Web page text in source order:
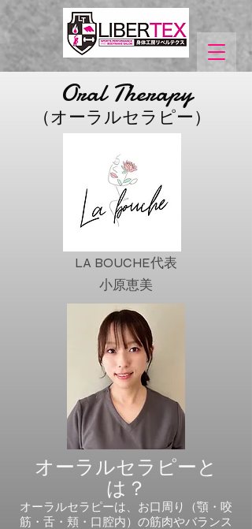
Oral Therapy
（オーラルセラピー）
LA BOUCHE代表
小原恵美
オーラルセラピーと
は？
オーラルセラピーは、お口周り（顎・咬
筋・舌・頬・口腔内）の筋肉やバランス